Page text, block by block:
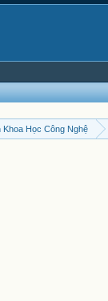
Khoa Học Công Nghệ